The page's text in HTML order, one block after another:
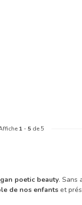
1 -5 de 5
poetic beauty. Sans
de nos enfants et